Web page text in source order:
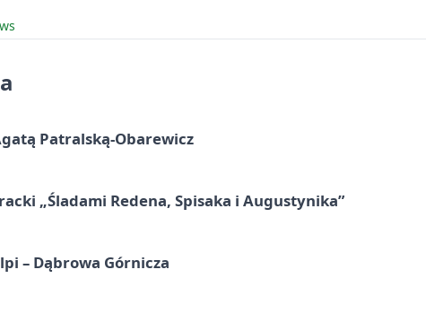
Patralską-Obarewicz
„Śladami Redena, Spisaka i Augustynika”
– Dąbrowa Górnicza